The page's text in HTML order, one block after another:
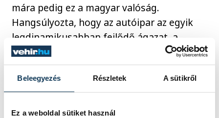
Beleegyezés Részletek A sütikről
Ez a weboldal sütiket használ
mára pedig ez a magyar valóság.
Hangsúlyozta, hogy az autóipar az egyik
legdinamikusabban fejlődő ágazat, a
versenyképesség fenntartásához pedig
biztosítani kell a megfelelő körülményeke
az oktatáshoz. Úgy látja, hogy a
megszerzett tudás nemzetközi szinten is
piacképessé teszi az itt végző diákokat.